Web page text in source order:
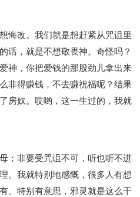
悔改。我们就是想赶紧从咒诅里
话，就是不想敬畏神。奇怪吗？
神，你把爱钱的那股劲儿拿出来
非得赚钱，不去赚祝福呢？结果
房奴。哎哟，这一生过的，我就
；非要受咒诅不可，听也听不进
。我就特别地感慨，很多人有想
。特别有意思，邪灵就是这么干